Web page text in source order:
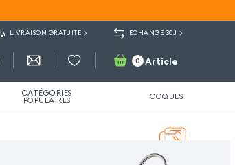
LIVRAISON GRATUITE ECHANGE 30J
0 Article
CATÉGORIES
POPULAIRES COQUES